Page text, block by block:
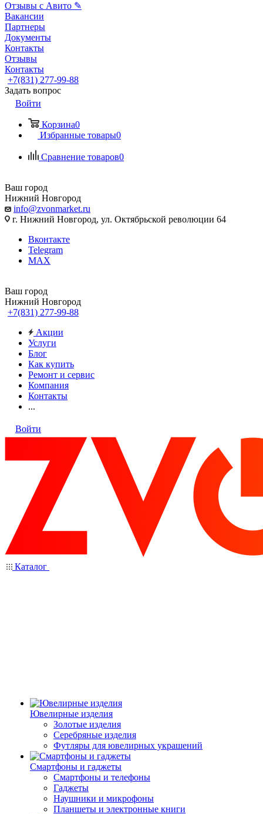
Отзывы с Авито ✎
Вакансии
Партнеры
Документы
Контакты
Отзывы
Контакты
+7(831) 277-99-88
Задать вопрос
Войти
Корзина0
Избранные товары0
Сравнение товаров0
Ваш город
Нижний Новгород
info@zvonmarket.ru
г. Нижний Новгород, ул. Октябрьской революции 64
Вконтакте
Telegram
MAX
Ваш город
Нижний Новгород
+7(831) 277-99-88
Акции
Услуги
Блог
Как купить
Ремонт и сервис
Компания
Контакты
...
Войти
Каталог
Ювелирные изделия
Золотые изделия
Серебряные изделия
Футляры для ювелирных украшений
Смартфоны и гаджеты
Смартфоны и телефоны
Гаджеты
Наушники и микрофоны
Планшеты и электронные книги